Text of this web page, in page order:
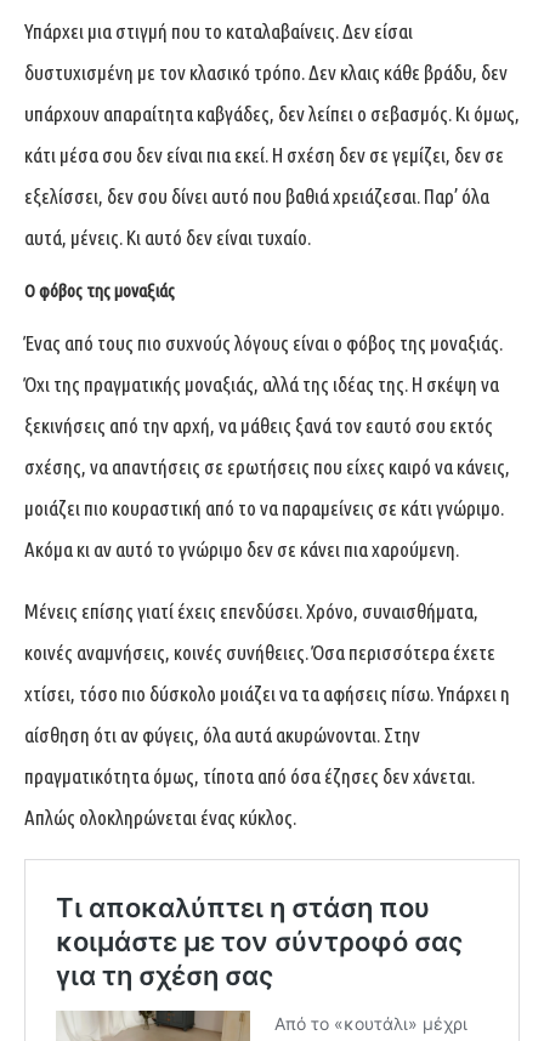
Υπάρχει μια στιγμή που το καταλαβαίνεις. Δεν είσαι
δυστυχισμένη με τον κλασικό τρόπο. Δεν κλαις κάθε βράδυ, δεν
υπάρχουν απαραίτητα καβγάδες, δεν λείπει ο σεβασμός. Κι όμως,
κάτι μέσα σου δεν είναι πια εκεί. Η σχέση δεν σε γεμίζει, δεν σε
εξελίσσει, δεν σου δίνει αυτό που βαθιά χρειάζεσαι. Παρ’ όλα
αυτά, μένεις. Κι αυτό δεν είναι τυχαίο.
Ο φόβος της μοναξιάς
Ένας από τους πιο συχνούς λόγους είναι ο φόβος της μοναξιάς.
Όχι της πραγματικής μοναξιάς, αλλά της ιδέας της. Η σκέψη να
ξεκινήσεις από την αρχή, να μάθεις ξανά τον εαυτό σου εκτός
σχέσης, να απαντήσεις σε ερωτήσεις που είχες καιρό να κάνεις,
μοιάζει πιο κουραστική από το να παραμείνεις σε κάτι γνώριμο.
Ακόμα κι αν αυτό το γνώριμο δεν σε κάνει πια χαρούμενη.
Μένεις επίσης γιατί έχεις επενδύσει. Χρόνο, συναισθήματα,
κοινές αναμνήσεις, κοινές συνήθειες. Όσα περισσότερα έχετε
χτίσει, τόσο πιο δύσκολο μοιάζει να τα αφήσεις πίσω. Υπάρχει η
αίσθηση ότι αν φύγεις, όλα αυτά ακυρώνονται. Στην
πραγματικότητα όμως, τίποτα από όσα έζησες δεν χάνεται.
Απλώς ολοκληρώνεται ένας κύκλος.